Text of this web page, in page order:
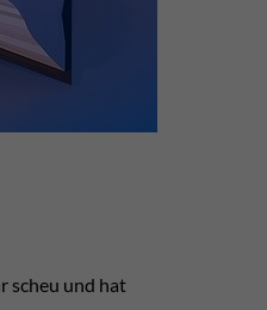
scheu und hat